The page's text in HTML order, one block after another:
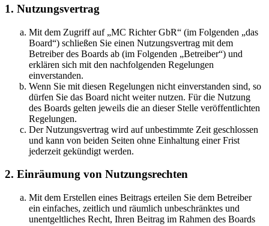
1. Nutzungsvertrag
Mit dem Zugriff auf „MC Richter GbR“ (im Folgenden „das
Board“) schließen Sie einen Nutzungsvertrag mit dem
Betreiber des Boards ab (im Folgenden „Betreiber“) und
erklären sich mit den nachfolgenden Regelungen
einverstanden.
Wenn Sie mit diesen Regelungen nicht einverstanden sind, so
dürfen Sie das Board nicht weiter nutzen. Für die Nutzung
des Boards gelten jeweils die an dieser Stelle veröffentlichten
Regelungen.
Der Nutzungsvertrag wird auf unbestimmte Zeit geschlossen
und kann von beiden Seiten ohne Einhaltung einer Frist
jederzeit gekündigt werden.
2. Einräumung von Nutzungsrechten
Mit dem Erstellen eines Beitrags erteilen Sie dem Betreiber
ein einfaches, zeitlich und räumlich unbeschränktes und
unentgeltliches Recht, Ihren Beitrag im Rahmen des Boards